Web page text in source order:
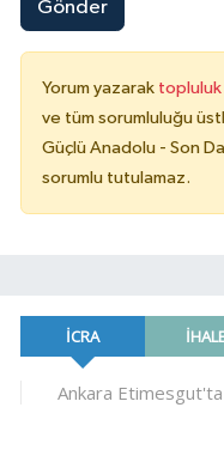
Gönder
Yorum yazarak topluluk
ve tüm sorumluluğu
Güçlü Anadolu - Son
sorumlu tutulamaz.